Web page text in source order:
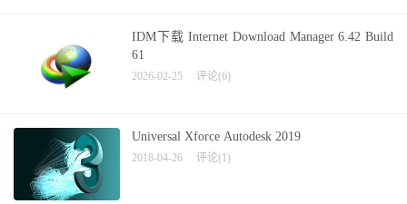
IDM下载 Internet Download Manager 6.42 Build
61
2026-02-25 评论(6)
Universal Xforce Autodesk 2019
2018-04-26 评论(1)